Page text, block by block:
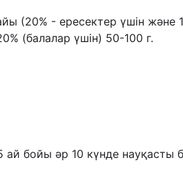
(20% - ересектер үшін жəне
(балалар үшін) 50-100 г.
ай бойы əр 10 күнде науқасты